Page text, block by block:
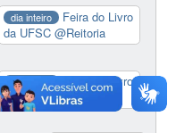
dia inteiro
Feira do Livro
da UFSC@Reitoria
dia inteiro
Feira do Livro
da UFSC@Reitoria